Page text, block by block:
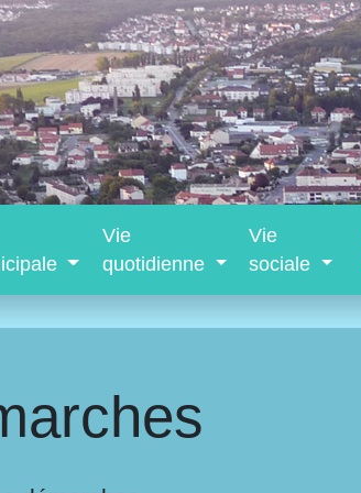
Vie
quotidienne
Vie
sociale